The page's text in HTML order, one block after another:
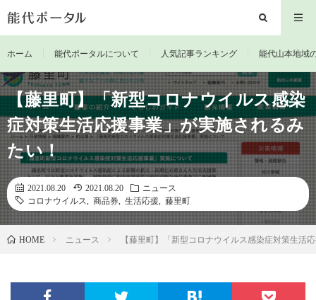
ホーム 能代ポータルについて 人気記事ランキング 能代山本地域
【藤里町】「新型コロナウイルス感染
症対策生活応援事業」が実施されるみ
たい！
2021.08.20 2021.08.20
ニュース
コロナウイルス
商品券 生活応援 藤里町
HOME ニュース 【藤里町】「新型コロナウイルス感染症対策生活